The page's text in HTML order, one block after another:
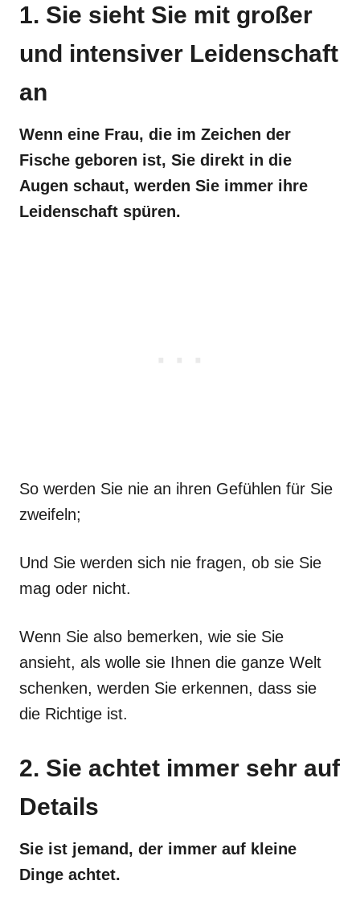
1. Sie sieht Sie mit großer
und intensiver Leidenschaft
an
Wenn eine Frau, die im Zeichen der
Fische geboren ist, Sie direkt in die
Augen schaut, werden Sie immer ihre
Leidenschaft spüren.
So werden Sie nie an ihren Gefühlen für Sie
zweifeln;
Und Sie werden sich nie fragen, ob sie Sie
mag oder nicht.
Wenn Sie also bemerken, wie sie Sie
ansieht, als wolle sie Ihnen die ganze Welt
schenken, werden Sie erkennen, dass sie
die Richtige ist.
2. Sie achtet immer sehr auf
Details
Sie ist jemand, der immer auf kleine
Dinge achtet.